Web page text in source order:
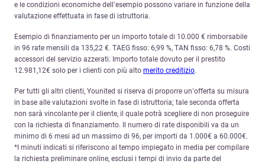
e le condizioni economiche dell’esempio possono variare in funzione della
valutazione effettuata in fase di istruttoria.
Esempio di finanziamento per un importo totale di 10.000 € rimborsabile
in 96 rate mensili da 135,22 €. TAEG fisso: 6,99 %, TAN fisso: 6,78 %. Costi
accessori del servizio azzerati. Importo totale dovuto per il prestito
12.981,12€ solo per i clienti con più alto merito creditizio.
Per tutti gli altri clienti, Younited si riserva di proporre un’offerta su misura
in base alle valutazioni svolte in fase di istruttoria; tale seconda offerta
non sarà vincolante per il cliente, il quale potrà scegliere di non proseguire
con la richiesta di finanziamento. Il numero di rate disponibili va da un
minimo di 6 mesi ad un massimo di 96, per importi da 1.000€ a 60.000€.
*I minuti indicati si riferiscono al tempo impiegato in media per compilare
la richiesta preliminare online, esclusi i tempi di invio da parte del